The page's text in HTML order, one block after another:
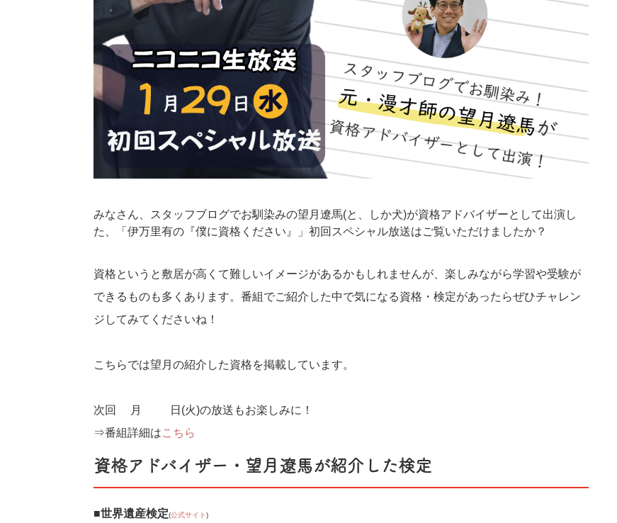
みなさん、スタッフブログでお馴染みの望月遼馬(と、しか犬)が資格アドバイザーとして出演し
た、「伊万里有の『僕に資格ください』」初回スペシャル放送はご覧いただけましたか？
資格というと敷居が高くて難しいイメージがあるかもしれませんが、楽しみながら学習や受験が
できるものも多くあります。番組でご紹介した中で気になる資格・検定があったらぜひチャレン
ジしてみてくださいね！
こちらでは望月の紹介した資格を掲載しています。
次回2月25日(火)の放送もお楽しみに！
⇒番組詳細はこちら
資格アドバイザー・望月遼馬が紹介した検定
■世界遺産検定(公式サイト)